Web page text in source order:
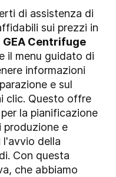
di assistenza di
sui prezzi in
GEA Centrifuge
il menu guidato di
informazioni
e sul
clic. Questo offre
la pianificazione
produzione e
l'avvio della
Con questa
che abbiamo